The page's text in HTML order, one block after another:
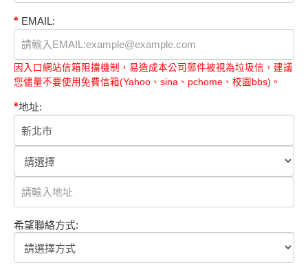
* EMAIL:
因入口網站信箱阻擋機制，易造成本公司郵件被視為垃圾信，建議
您儘量不要使用免費信箱(Yahoo、sina、pchome、校園bbs)。
*地址:
希望聯絡方式: